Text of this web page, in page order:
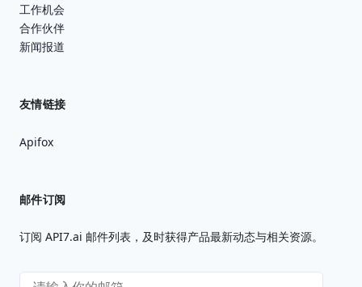
工作机会
合作伙伴
新闻报道
友情链接
Apifox
邮件订阅
订阅 API7.ai 邮件列表，及时获得产品最新动态与相关资源。